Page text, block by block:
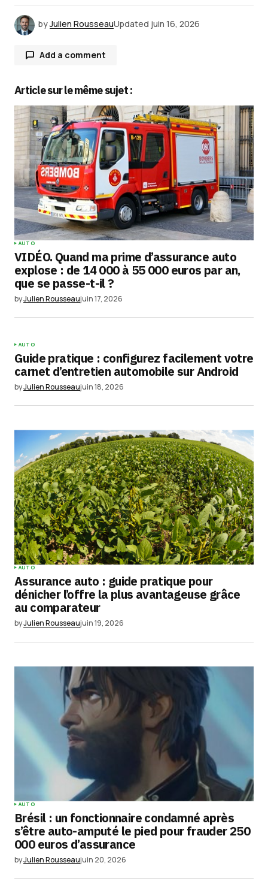
byJulien RousseauUpdated juin 16, 2026
Add a comment
Votre adresse e-mail ne sera pas publiée.Les
champs obligatoires sont indiqués avec*
Comment*
Your Name*
Your E-mail*
Enregistrer mon nom, mon e-mail et mon
site dans le navigateur pour mon prochain
Article sur le même sujet :
AUTO
VIDÉO. Quand ma prime d’assurance auto
explose : de 14 000 à 55 000 euros par an,
que se passe-t-il ?
byJulien Rousseaujuin 17, 2026
AUTO
Guide pratique : configurez facilement votre
carnet d’entretien automobile sur Android
byJulien Rousseaujuin 18, 2026
AUTO
Assurance auto : guide pratique pour
dénicher l’offre la plus avantageuse grâce
au comparateur
byJulien Rousseaujuin 19, 2026
AUTO
Brésil : un fonctionnaire condamné après
s’être auto-amputé le pied pour frauder 250
000 euros d’assurance
byJulien Rousseaujuin 20, 2026